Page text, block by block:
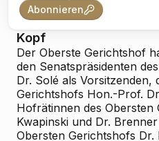
Abonnieren
Kopf
Der Oberste Gerichtshof
den Senatspräsidenten
Dr. Solé als
Gerichtshofs Hon.-Prof.
Hofrätinnen des Obersten
Kwapinski und Dr.
Obersten Gerichtshofs Dr.